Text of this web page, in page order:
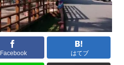
Facebook はてブ